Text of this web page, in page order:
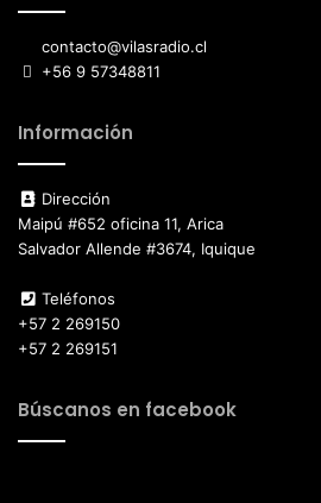
contacto@vilasradio.cl
+56 9 57348811
Información
Dirección
Maipú #652 oficina 11, Arica
Salvador Allende #3674, Iquique
Teléfonos
+57 2 269150
+57 2 269151
Búscanos en facebook